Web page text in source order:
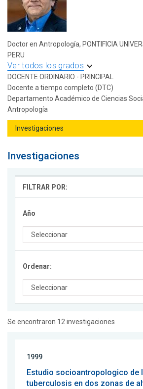
Doctor en Antropología, PONTIFICIA
PERU
Ver todos los grados
DOCENTE ORDINARIO - PRINCIPAL
Docente a tiempo completo (DTC)
Departamento Académico de Ciencias
Antropología
Investigaciones
FILTRAR POR:
Año
Ordenar:
Se encontraron 12 investigaciones
1999
Estudio socioantropologico de
tuberculosis en dos zonas de